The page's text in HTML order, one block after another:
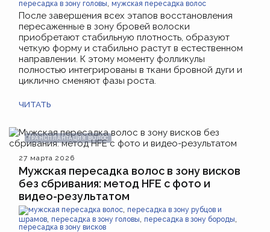
пересадка в зону головы ,мужская пересадка волос
После завершения всех этапов восстановления
пересаженные в зону бровей волоски
приобретают стабильную плотность, образуют
четкую форму и стабильно растут в естественном
направлении. К этому моменту фолликулы
полностью интегрированы в ткани бровной дуги и
циклично сменяют фазы роста.
ЧИТАТЬ
ТРАНСПЛАНТАЦИЯ ВОЛОС
27 марта 2026
Мужская пересадка волос в зону висков
без сбривания: метод HFE с фото и
видео-результатом
мужская пересадка волос,пересадка в зону рубцов и
шрамов ,пересадка в зону головы ,пересадка в зону бороды
пересадка в зону висков